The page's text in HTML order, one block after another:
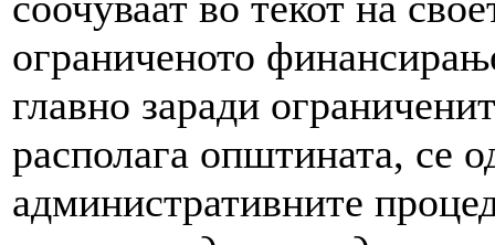
ограниченото
главно заради
располага општината, се
административните